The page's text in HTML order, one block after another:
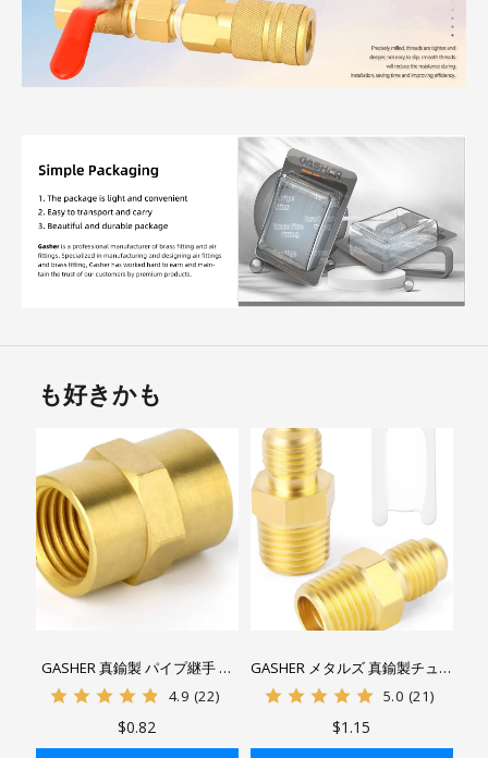
も好きかも
GASHER 真鍮製 パイプ継手 レ
デューサーアダプター メスパイ
4.9 (22)
$0.82
GASHER メタルズ 真鍮製チュー
ブフィッティング フレア×オス
ィング
5.0 (21)
$1.15